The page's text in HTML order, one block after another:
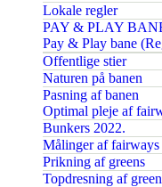
Lokale regler
PAY & PLAY
Pay & Play bane
Offentlige stier
Naturen på banen
Pasning af banen
Optimal pleje af
Bunkers 2022.
Målinger af fairways
Prikning af greens
Topdresning af